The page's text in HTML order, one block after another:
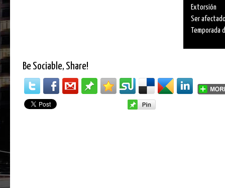
Extorsión
Ser
Temporada
Be Sociable, Share!